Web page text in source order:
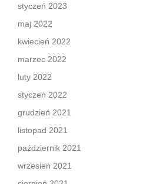
styczeń 2023
maj 2022
kwiecień 2022
marzec 2022
luty 2022
styczeń 2022
grudzień 2021
listopad 2021
październik 2021
wrzesień 2021